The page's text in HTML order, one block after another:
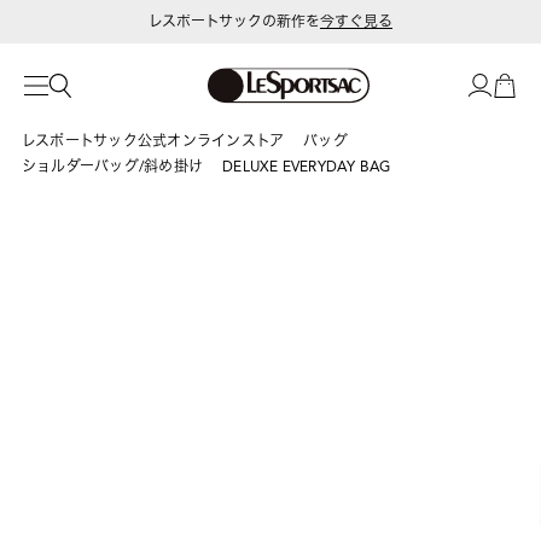
レスポートサックの新作を今すぐ見る
レスポートサック公式オンラインストア
バッグ
ショルダーバッグ/斜め掛け
DELUXE EVERYDAY BAG